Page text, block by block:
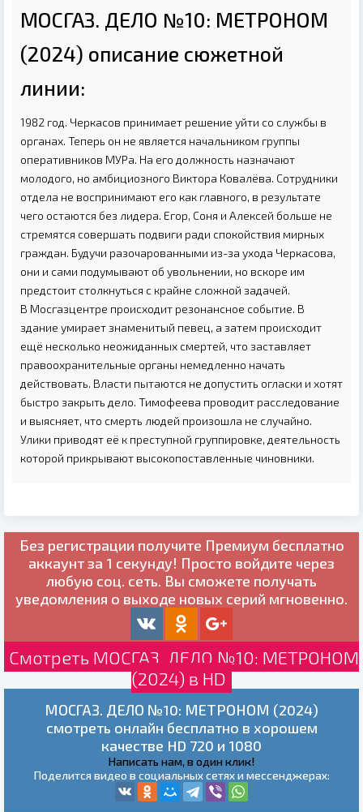
МОСГАЗ. ДЕЛО №10: МЕТРОНОМ
(2024) описание сюжетной
линии:
1982 год. Черкасов принимает решение уйти со службы в
органах. Теперь он не является начальником группы
оперативников МУРа. На его должность назначают
молодого, но амбициозного Виктора Ковалёва. Сотрудники
отдела не воспринимают его как главного, в результате
чего остаются без лидера. Егор, Соня и Алексей больше не
стремятся совершать подвиги ради спокойствия мирных
граждан. Будучи разочарованными из-за ухода Черкасова,
они и сами подумывают об увольнении, но вскоре им
предстоит столкнуться с крайне сложной задачей.
В Мосгазцентре происходит резонансное событие. В
здание умирает знаменитый певец, а затем происходит
ещё несколько неожиданных смертей, что заставляет
правоохранительные органы немедленно начать
действовать. Власти пытаются не допустить огласки и хотят
быстро закрыть дело. Тимофеева проводит расследование
и выясняет, что смерть людей произошла не случайно.
Улики приводят её к преступной группировке, деятельность
которой прикрывают высокопоставленные чиновники.
Без регистрации получите Премиум бесплатно
аккаунт за 1 секунду! Просто войдите через
любую соц. сеть. Вы сможете получать
уведомления о выходе новых серий мгновенно.
Смотреть МОСГАЗ. ДЕЛО №10: МЕТРОНОМ
(2024) в HD
МОСГАЗ. ДЕЛО №10: МЕТРОНОМ (2024)
смотреть онлайн бесплатно в хорошем
качестве HD 720 и 1080
Написать нам, в один клик!
Поделится видео в социальных сетях и мессенджерах: